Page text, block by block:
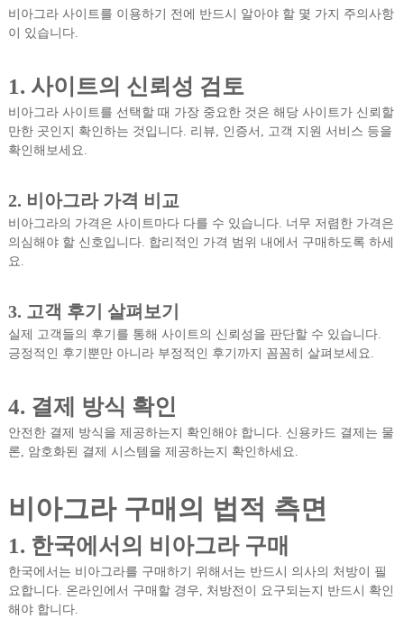
비아그라 사이트를 이용하기 전에 반드시 알아야 할 몇 가지 주의사항
이 있습니다.
1. 사이트의 신뢰성 검토
비아그라 사이트를 선택할 때 가장 중요한 것은 해당 사이트가 신뢰할
만한 곳인지 확인하는 것입니다. 리뷰, 인증서, 고객 지원 서비스 등을
확인해보세요.
2. 비아그라 가격 비교
비아그라의 가격은 사이트마다 다를 수 있습니다. 너무 저렴한 가격은
의심해야 할 신호입니다. 합리적인 가격 범위 내에서 구매하도록 하세
요.
3. 고객 후기 살펴보기
실제 고객들의 후기를 통해 사이트의 신뢰성을 판단할 수 있습니다.
긍정적인 후기뿐만 아니라 부정적인 후기까지 꼼꼼히 살펴보세요.
4. 결제 방식 확인
안전한 결제 방식을 제공하는지 확인해야 합니다. 신용카드 결제는 물
론, 암호화된 결제 시스템을 제공하는지 확인하세요.
비아그라 구매의 법적 측면
1. 한국에서의 비아그라 구매
한국에서는 비아그라를 구매하기 위해서는 반드시 의사의 처방이 필
요합니다. 온라인에서 구매할 경우, 처방전이 요구되는지 반드시 확인
해야 합니다.